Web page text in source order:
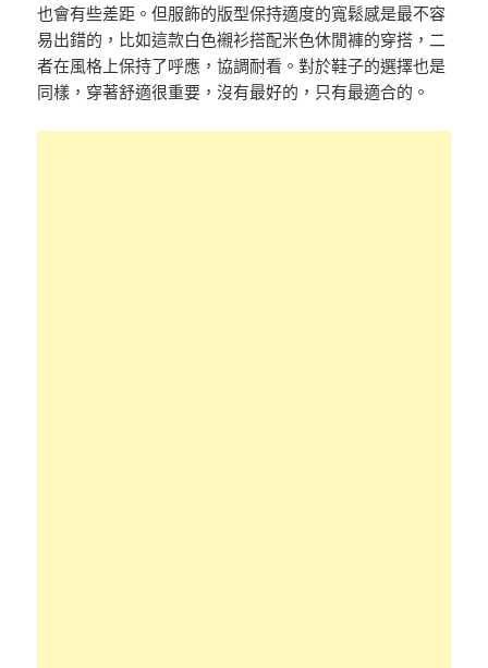
也會有些差距。但服飾的版型保持適度的寬鬆感是最不容
易出錯的，比如這款白色襯衫搭配米色休閒褲的穿搭，二
者在風格上保持了呼應，協調耐看。對於鞋子的選擇也是
同樣，穿著舒適很重要，沒有最好的，只有最適合的。